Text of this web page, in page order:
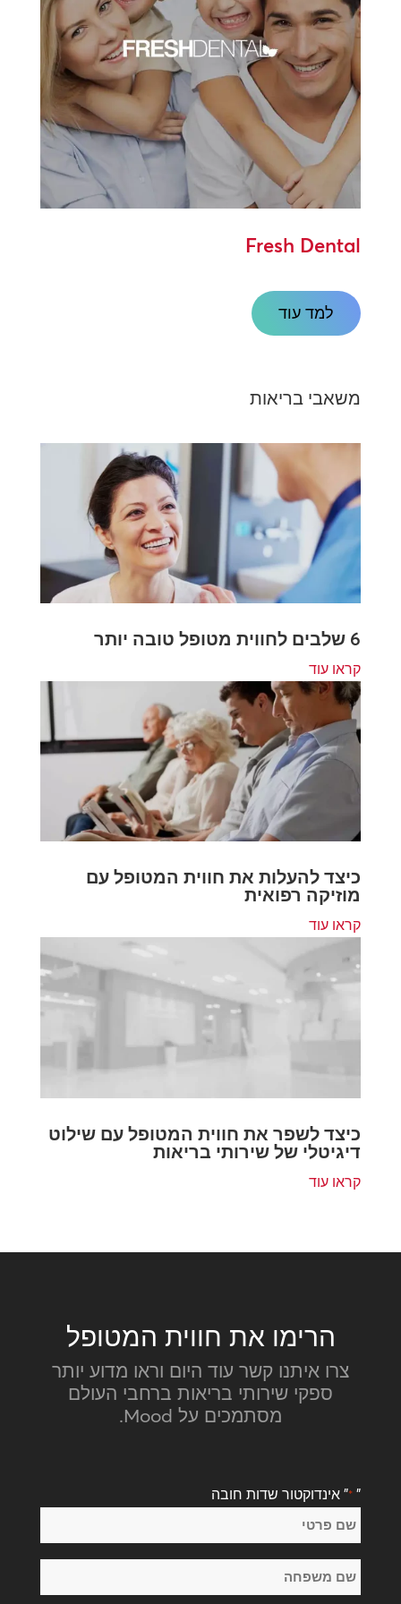
Fresh Dental
למד עוד
משאבי בריאות
6 שלבים לחווית מטופל טובה יותר
קראו עוד
כיצד להעלות את חווית המטופל עם
מוזיקה רפואית
קראו עוד
כיצד לשפר את חווית המטופל עם שילוט
דיגיטלי של שירותי בריאות
קראו עוד
הרימו את חווית המטופל
צרו איתנו קשר עוד היום וראו מדוע יותר
ספקי שירותי בריאות ברחבי העולם
מסתמכים על Mood.
"
*" אינדוקטור שדות חובה
שֵׁם
*
פרטי